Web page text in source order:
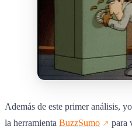
Además de este primer análisis,
la herramienta BuzzSumo
para